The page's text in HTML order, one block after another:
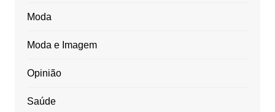
Moda
Moda e Imagem
Opinião
Saúde